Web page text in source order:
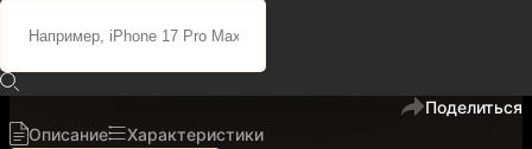
8 800 ₽7 500 ₽
Поделиться
Описание
Характеристики